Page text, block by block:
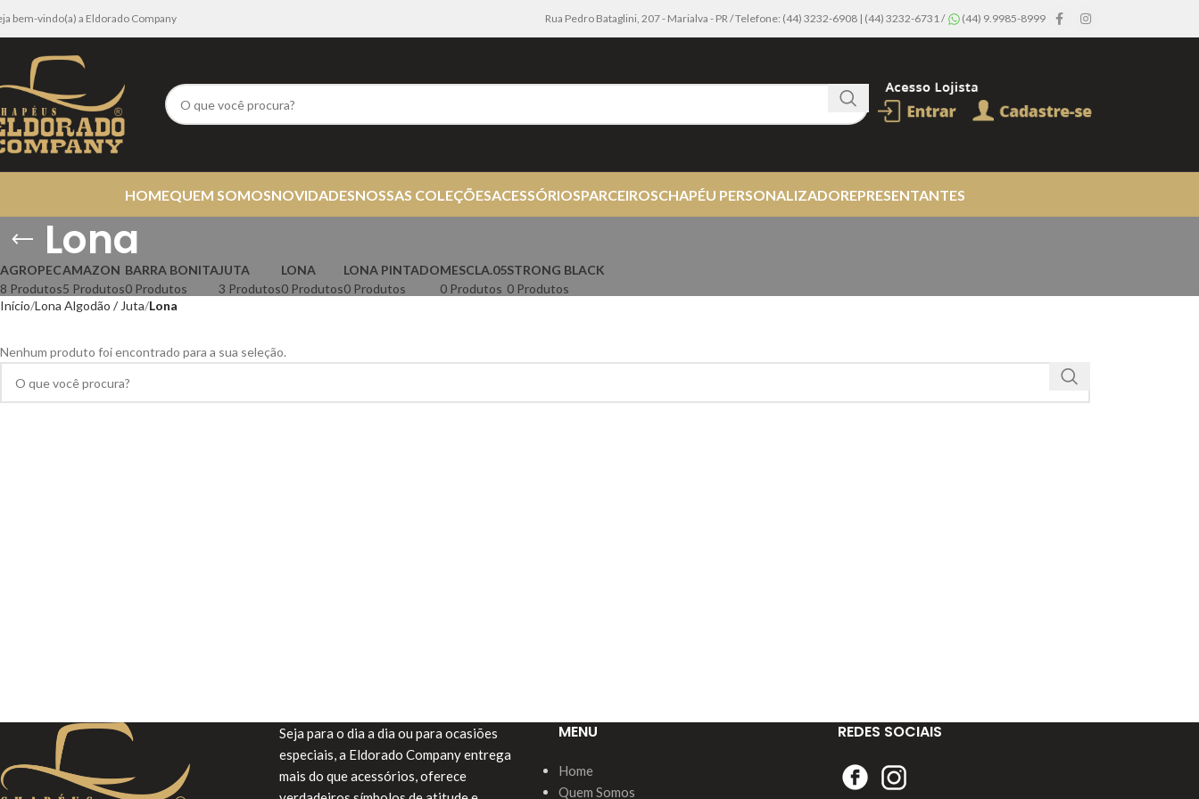
bem-vindo(a) a Eldorado Company Rua Pedro Bataglini, 207 - Marialva - PR / Telefone: (44) 3232-6908 | (44) 3232-6731 / (44) 9.9985-8999
HOMEQUEM SOMOSNOVIDADESNOSSAS COLEÇÕESACESSÓRIOSPARCEIROSCHAPÉU PERSONALIZADOREPRESENTANTES
Lona
AGROPEC
8 Produtos
AMAZON
5 Produtos
BARRA BONITA
0 Produtos
JUTA
3 Produtos
LONA
0 Produtos
LONA PINTADO
0 Produtos
MESCLA.05
0 Produtos
STRONG BLACK
0 Produtos
Início Lona Algodão / Juta Lona
Nenhum produto foi encontrado para a sua seleção.
Seja para o dia a dia ou para ocasiões
especiais, a Eldorado Company entrega
mais do que acessórios, oferece
MENU
Home
Quem Somos
REDES SOCIAIS